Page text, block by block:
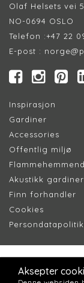
Olaf Helsets vei 5
NO-0694 OSLO
Telefon :+47 22
E-post :
Inspirasjon
Gardiner
Accessories
Offentlig miljø
Akustikk gardiner
Finn forhandler
Cookies
Persondatapolitik
Aksepter